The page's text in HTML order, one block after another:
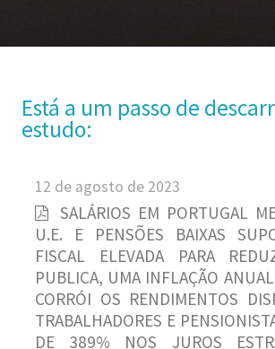
Está a um passo de
estudo:
12 de agosto de 2023
SALÁRIOS EM PORTUGAL
U.E. E PENSÕES BAIXAS
FISCAL ELEVADA PARA
PUBLICA, UMA INFLAÇÃO
CORRÓI OS RENDIMENTOS
TRABALHADORES E
DE 389% NOS JUROS